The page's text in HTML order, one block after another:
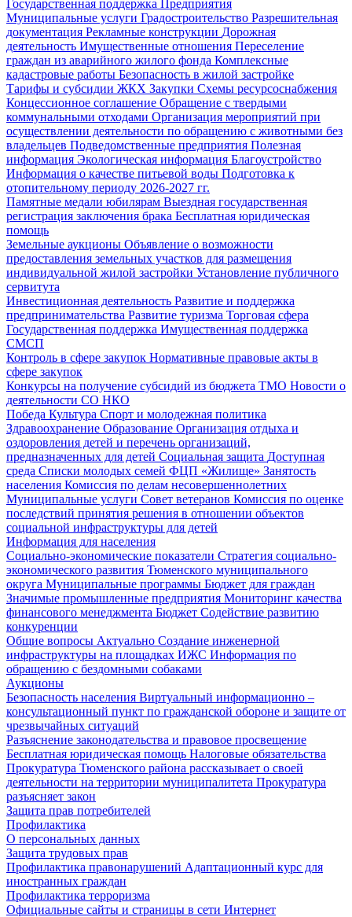
Государственная поддержка Предприятия
Муниципальные услуги Градостроительство Разрешительная
документация Рекламные конструкции Дорожная
деятельность Имущественные отношения Переселение
граждан из аварийного жилого фонда Комплексные
кадастровые работы Безопасность в жилой застройке
Тарифы и субсидии ЖКХ Закупки Схемы ресурсоснабжения
Концессионное соглашение Обращение с твердыми
коммунальными отходами Организация мероприятий при
осуществлении деятельности по обращению с животными без
владельцев Подведомственные предприятия Полезная
информация Экологическая информация Благоустройство
Информация о качестве питьевой воды Подготовка к
отопительному периоду 2026-2027 гг.
Памятные медали юбилярам Выездная государственная
регистрация заключения брака Бесплатная юридическая
помощь
Земельные аукционы Объявление о возможности
предоставления земельных участков для размещения
индивидуальной жилой застройки Установление публичного
сервитута
Инвестиционная деятельность Развитие и поддержка
предпринимательства Развитие туризма Торговая сфера
Государственная поддержка Имущественная поддержка
СМСП
Контроль в сфере закупок Нормативные правовые акты в
сфере закупок
Конкурсы на получение субсидий из бюджета ТМО Новости о
деятельности СО НКО
Победа Культура Спорт и молодежная политика
Здравоохранение Образование Организация отдыха и
оздоровления детей и перечень организаций,
предназначенных для детей Социальная защита Доступная
среда Списки молодых семей ФЦП «Жилище» Занятость
населения Комиссия по делам несовершеннолетних
Муниципальные услуги Совет ветеранов Комиссия по оценке
последствий принятия решения в отношении объектов
социальной инфраструктуры для детей
Информация для населения
Социально-экономические показатели Стратегия социально-
экономического развития Тюменского муниципального
округа Муниципальные программы Бюджет для граждан
Значимые промышленные предприятия Мониторинг качества
финансового менеджмента Бюджет Содействие развитию
конкуренции
Общие вопросы Актуально Создание инженерной
инфраструктуры на площадках ИЖС Информация по
обращению с бездомными собаками
Аукционы
Безопасность населения Виртуальный информационно –
консультационный пункт по гражданской обороне и защите от
чрезвычайных ситуаций
Разъяснение законодательства и правовое просвещение
Бесплатная юридическая помощь Налоговые обязательства
Прокуратура Тюменского района рассказывает о своей
деятельности на территории муниципалитета Прокуратура
разъясняет закон
Защита прав потребителей
Профилактика
О персональных данных
Защита трудовых прав
Профилактика правонарушений Адаптационный курс для
иностранных граждан
Профилактика терроризма
Официальные сайты и страницы в сети Интернет